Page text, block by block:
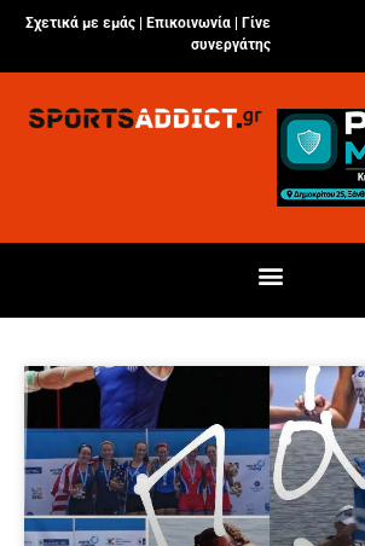
Σχετικά με εμάς | Επικοινωνία
Γίνε
συνεργάτης